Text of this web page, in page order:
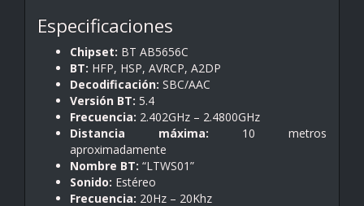
Especificaciones
Chipset: BT AB5656C
BT: HFP, HSP, AVRCP, A2DP
Decodificación: SBC/AAC
Versión BT: 5.4
Frecuencia: 2.402GHz – 2.4800GHz
Distancia máxima:
10 metros
aproximadamente
Nombre BT: “LTWS01”
Sonido: Estéreo
Frecuencia: 20Hz – 20Khz